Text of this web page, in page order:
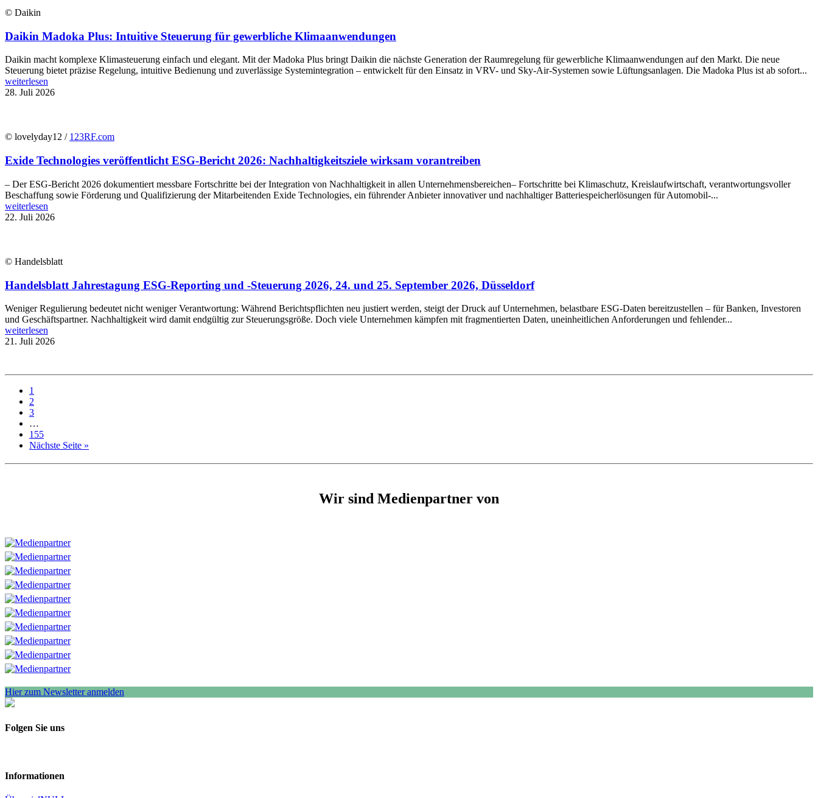
© Daikin
Daikin Madoka Plus: Intuitive Steuerung für gewerbliche Klimaanwendungen
Daikin macht komplexe Klimasteuerung einfach und elegant. Mit der Madoka Plus bringt Daikin die nächste Generation der Raumregelung für gewerbliche Klimaanwendungen auf den Markt. Die neue
Steuerung bietet präzise Regelung, intuitive Bedienung und zuverlässige Systemintegration – entwickelt für den Einsatz in VRV- und Sky-Air-Systemen sowie Lüftungsanlagen. Die Madoka Plus ist ab sofort...
weiterlesen
28. Juli 2026
© lovelyday12 / 123RF.com
Exide Technologies veröffentlicht ESG-Bericht 2026: Nachhaltigkeitsziele wirksam vorantreiben
– Der ESG-Bericht 2026 dokumentiert messbare Fortschritte bei der Integration von Nachhaltigkeit in allen Unternehmensbereichen– Fortschritte bei Klimaschutz, Kreislaufwirtschaft, verantwortungsvoller
Beschaffung sowie Förderung und Qualifizierung der Mitarbeitenden Exide Technologies, ein führender Anbieter innovativer und nachhaltiger Batteriespeicherlösungen für Automobil-...
weiterlesen
22. Juli 2026
© Handelsblatt
Handelsblatt Jahrestagung ESG-Reporting und -Steuerung 2026, 24. und 25. September 2026, Düsseldorf
Weniger Regulierung bedeutet nicht weniger Verantwortung: Während Berichtspflichten neu justiert werden, steigt der Druck auf Unternehmen, belastbare ESG-Daten bereitzustellen – für Banken, Investoren
und Geschäftspartner. Nachhaltigkeit wird damit endgültig zur Steuerungsgröße. Doch viele Unternehmen kämpfen mit fragmentierten Daten, uneinheitlichen Anforderungen und fehlender...
weiterlesen
21. Juli 2026
1
2
3
…
155
Nächste Seite »
Wir sind Medienpartner von
Hier zum Newsletter anmelden
Folgen Sie uns
Informationen